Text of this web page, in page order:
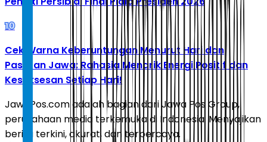
10
Cek Warna Keberuntungan Menurut Hari dan
Pasaran Jawa: Rahasia Menarik Energi Positif dan
Kesuksesan Setiap Hari!
JawaPos.com adalah bagian dari Jawa Pos Group,
perusahaan media terkemuka di Indonesia. Menyajikan
berita terkini, akurat, dan terpercaya.